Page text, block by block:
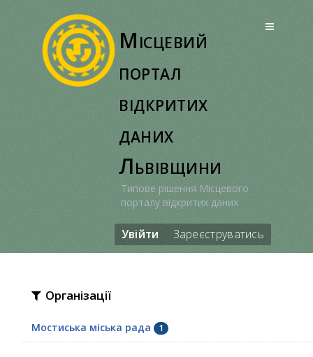
Місцевий
портал
відкритих
даних
Львівщини
Типове рішення Місцевого
порталу відкритих даних
Увійти Зареєструватись
Організації
Мостиська міська рада 1